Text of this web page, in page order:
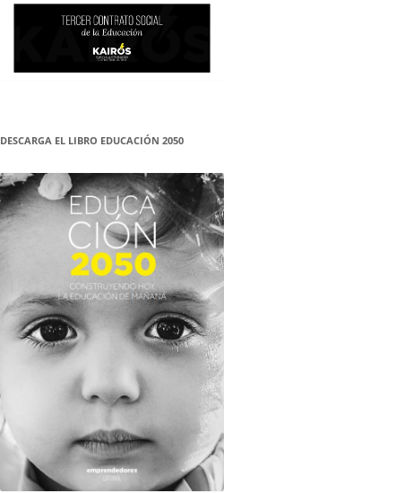
DESCARGA EL LIBRO EDUCACIÓN 2050